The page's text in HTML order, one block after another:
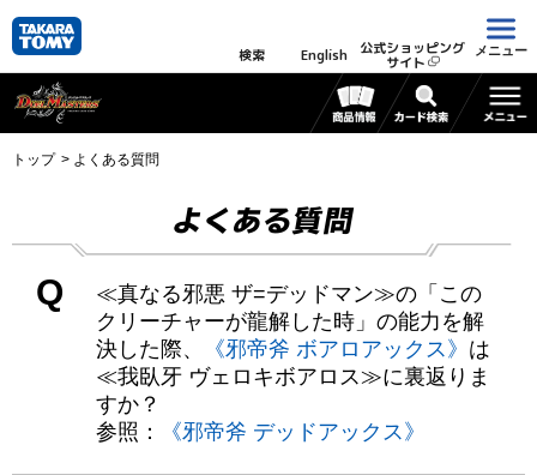
検索 English 公式ショッピング
サイト
メニュー
トップ よくある質問
よくある質問
Q
≪真なる邪悪 ザ=デッドマン≫の「この
クリーチャーが龍解した時」の能力を解
決した際、
《邪帝斧 ボアロアックス》 は
≪我臥牙 ヴェロキボアロス≫に裏返りま
すか？
参照：
《邪帝斧 デッドアックス》